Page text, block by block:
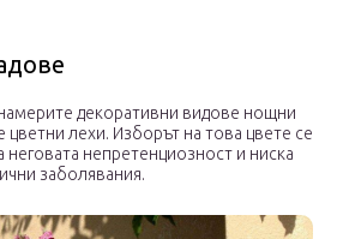
декоративни видове нощни
цветни лехи. Изборът на това цвете се
непретенциозност и ниска
заболявания.